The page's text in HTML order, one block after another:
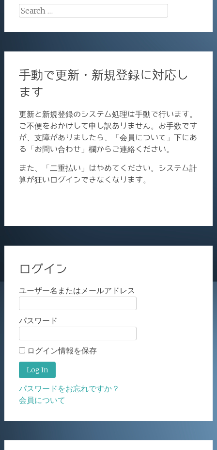
Search
手動で更新・新規登録に対応し
ます
更新と新規登録のシステム処理は手動で行います。
ご不便をおかけして申し訳ありません。お手数です
が、支障がありましたら、「会員について」下にあ
る「お問い合わせ」欄からご連絡ください。
また、「二重払い」はやめてください。システム計
算が狂いログインできなくなります。
ログイン
ユーザー名またはメールアドレス
パスワード
ログイン情報を保存
パスワードをお忘れですか？
会員について